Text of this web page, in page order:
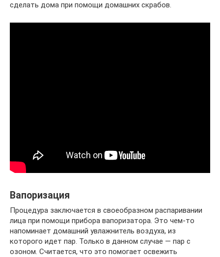
сделать дома при помощи домашних скрабов.
Вапоризация
Процедура заключается в своеобразном распаривании
лица при помощи прибора вапоризатора. Это чем-то
напоминает домашний увлажнитель воздуха, из
которого идет пар. Только в данном случае — пар с
озоном. Считается, что это помогает освежить